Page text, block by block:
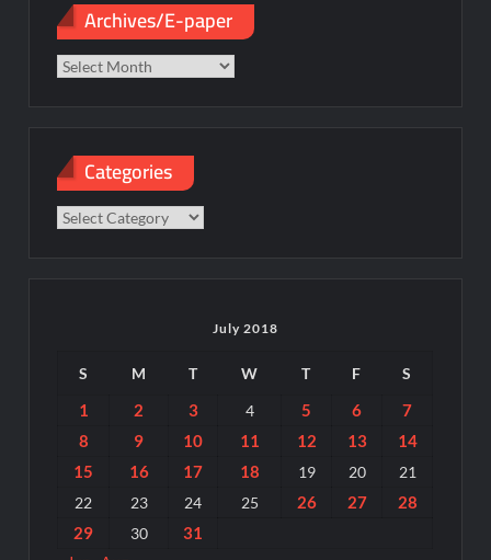
Archives/E-paper
Categories
Categories
July 2018
S M T W T F S
1 2 3 4 5 6
7
8
9 10 11 12 13
14
15
16 17 18 19 20
21
22
23 24 25 26 27
28
29
30 31